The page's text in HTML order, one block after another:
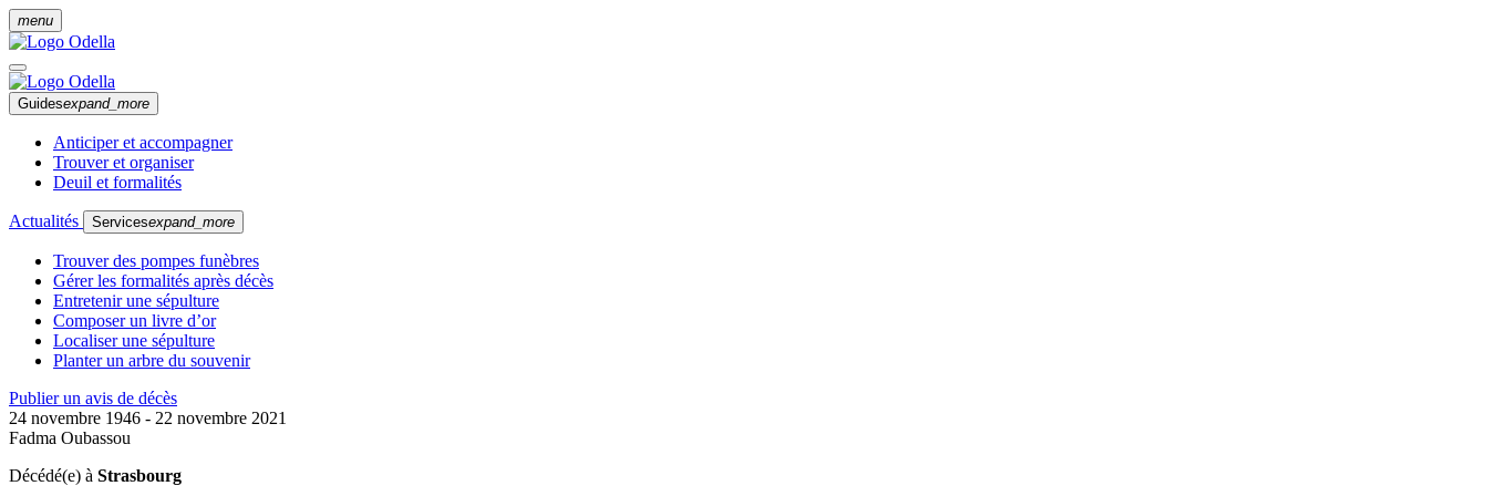
menu
Guidesexpand_more
Anticiper et accompagner
Trouver et organiser
Deuil et formalités
Actualités Servicesexpand_more
Trouver des pompes funèbres
Gérer les formalités après décès
Entretenir une sépulture
Composer un livre d’or
Localiser une sépulture
Planter un arbre du souvenir
Publier un avis de décès
24 novembre 1946 - 22 novembre 2021
Fadma Oubassou
Décédé(e) à Strasbourg